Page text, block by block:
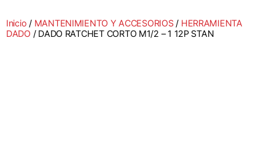
Inicio / MANTENIMIENTO Y ACCESORIOS/ HERRAMIENTA
DADO / DADO RATCHET CORTO M1/2 – 1 12P STAN